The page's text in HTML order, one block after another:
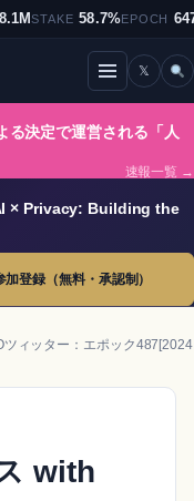
STAKE 58.7%EPOCH
メニューを開閉
𝕏
る決定で運営される「人
速報一覧 →
× Privacy: Building the
加登録（無料・承認制）
ツィッター：エポック487[2024
with